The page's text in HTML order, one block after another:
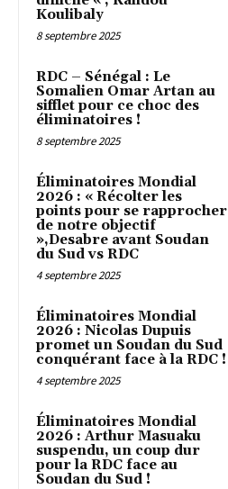
Koulibaly
8 septembre 2025
RDC – Sénégal : Le
Somalien Omar Artan au
sifflet pour ce choc des
éliminatoires !
8 septembre 2025
Éliminatoires Mondial
2026 : « Récolter les
points pour se rapprocher
de notre objectif
»,Desabre avant Soudan
du Sud vs RDC
4 septembre 2025
Éliminatoires Mondial
2026 : Nicolas Dupuis
promet un Soudan du Sud
conquérant face à la RDC !
4 septembre 2025
Éliminatoires Mondial
2026 : Arthur Masuaku
suspendu, un coup dur
pour la RDC face au
Soudan du Sud !